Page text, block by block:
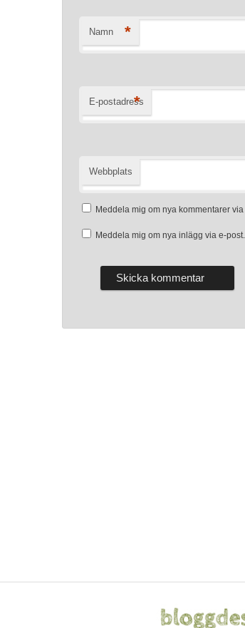
Namn *
E-postadress
*
Webbplats
Meddela mig om nya kommentarer via
Meddela mig om nya inlägg via e-post.